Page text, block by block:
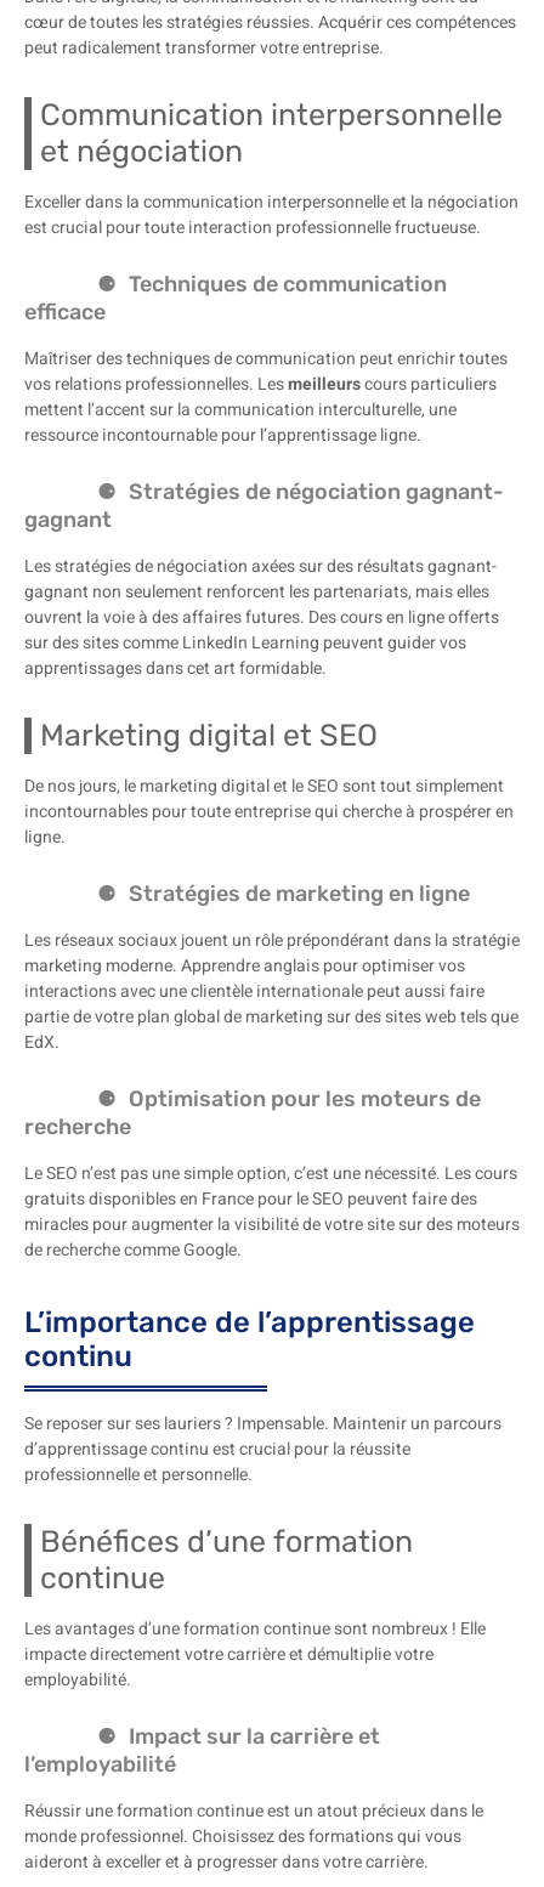
cœur de toutes les stratégies réussies. Acquérir ces compétences
peut radicalement transformer votre entreprise.
Communication interpersonnelle
et négociation
Exceller dans la communication interpersonnelle et la négociation
est crucial pour toute interaction professionnelle fructueuse.
Techniques de communication
efficace
Maîtriser des techniques de communication peut enrichir toutes
vos relations professionnelles. Lesmeilleurscours particuliers
mettent l’accent sur la communication interculturelle, une
ressource incontournable pour l’apprentissage ligne.
Stratégies de négociation gagnant-
gagnant
Les stratégies de négociation axées sur des résultats gagnant-
gagnant non seulement renforcent les partenariats, mais elles
ouvrent la voie à des affaires futures. Des cours en ligne offerts
sur des sites comme LinkedIn Learning peuvent guider vos
apprentissages dans cet art formidable.
Marketing digital et SEO
De nos jours, le marketing digital et le SEO sont tout simplement
incontournables pour toute entreprise qui cherche à prospérer en
ligne.
Stratégies de marketing en ligne
Les réseaux sociaux jouent un rôle prépondérant dans la stratégie
marketing moderne. Apprendre anglais pour optimiser vos
interactions avec une clientèle internationale peut aussi faire
partie de votre plan global de marketing sur des sites web tels que
EdX.
Optimisation pour les moteurs de
recherche
Le SEO n’est pas une simple option, c’est une nécessité. Les cours
gratuits disponibles en France pour le SEO peuvent faire des
miracles pour augmenter la visibilité de votre site sur des moteurs
de recherche comme Google.
L’importance de l’apprentissage
continu
Se reposer sur ses lauriers ? Impensable. Maintenir un parcours
d’apprentissage continu est crucial pour la réussite
professionnelle et personnelle.
Bénéfices d’une formation
continue
Les avantages d’une formation continue sont nombreux ! Elle
impacte directement votre carrière et démultiplie votre
employabilité.
Impact sur la carrière et
l’employabilité
Réussir une formation continue est un atout précieux dans le
monde professionnel. Choisissez des formations qui vous
aideront à exceller et à progresser dans votre carrière.